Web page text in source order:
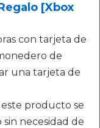
[Xbox
con tarjeta de
de
una tarjeta de
producto se
necesidad de